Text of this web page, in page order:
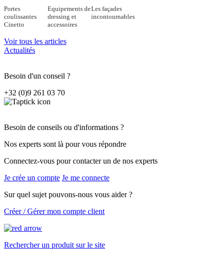
Portes
coulissantes
Cinetto
Equipements de
dressing et
accessoires
Les façades
incontournables
Voir tous les articles
Actualités
Besoin d'un conseil ?
+32 (0)9 261 03 70
Besoin de conseils ou d'informations ?
Nos experts sont là pour vous répondre
Connectez-vous pour contacter un de nos experts
Je crée un compte Je me connecte
Sur quel sujet pouvons-nous vous aider ?
Créer / Gérer mon compte client
Rechercher un produit sur le site